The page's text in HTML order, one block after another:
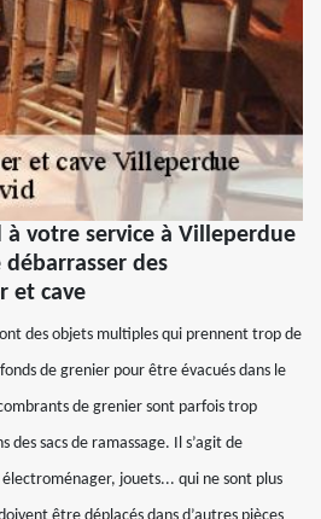
votre service à Villeperdue
débarrasser des
et cave
des objets multiples qui prennent trop de
de grenier pour être évacués dans le
de grenier sont parfois trop
sacs de ramassage. Il s’agit de
jouets... qui ne sont plus